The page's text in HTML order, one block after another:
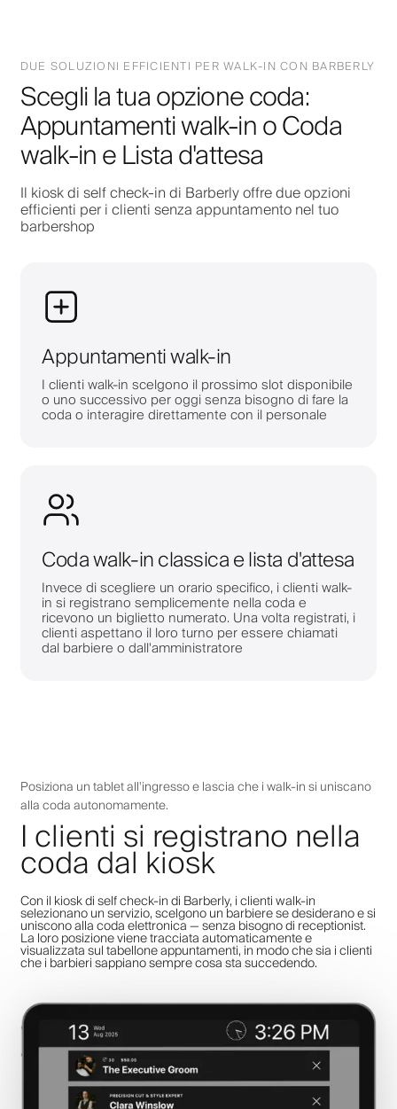
DUE SOLUZIONI EFFICIENTI PER WALK-IN CON BARBERLY
Scegli la tua opzione coda:
Appuntamenti walk-in o Coda
walk-in e Lista d'attesa
Il kiosk di self check-in di Barberly offre due opzioni
efficienti per i clienti senza appuntamento nel tuo
barbershop
Appuntamenti walk-in
I clienti walk-in scelgono il prossimo slot disponibile
o uno successivo per oggi senza bisogno di fare la
coda o interagire direttamente con il personale
Coda walk-in classica e lista d'attesa
Invece di scegliere un orario specifico, i clienti walk-
in si registrano semplicemente nella coda e
ricevono un biglietto numerato. Una volta registrati, i
clienti aspettano il loro turno per essere chiamati
dal barbiere o dall'amministratore
Posiziona un tablet all'ingresso e lascia che i walk-in si uniscano
alla coda autonomamente.
I clienti si registrano nella
coda dal kiosk
Con il kiosk di self check-in di Barberly, i clienti walk-in
selezionano un servizio, scelgono un barbiere se desiderano e si
uniscono alla coda elettronica — senza bisogno di receptionist.
La loro posizione viene tracciata automaticamente e
visualizzata sul tabellone appuntamenti, in modo che sia i clienti
che i barbieri sappiano sempre cosa sta succedendo.